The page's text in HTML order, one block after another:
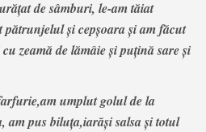
de sâmburi, le-am tăiat
pătrunjelul și cepșoara și am făcut
zeamă de lămâie și puțină sare și
umplut golul de la
am pus biluța,iarăși salsa și totul